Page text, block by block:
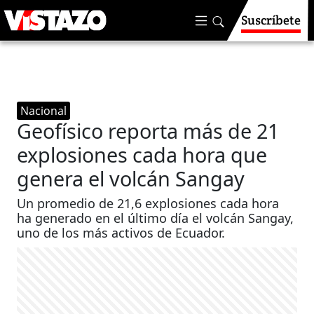
Suscríbete
Nacional
Geofísico reporta más de 21
explosiones cada hora que
genera el volcán Sangay
Un promedio de 21,6 explosiones cada hora
ha generado en el último día el volcán Sangay,
uno de los más activos de Ecuador.